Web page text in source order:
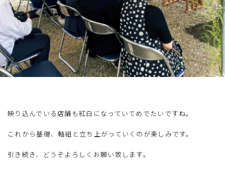
映り込んでいる店舗も紅白になっていてめでたいですね。
これから基礎、軸組と立ち上がっていくのが楽しみです。
引き続き、どうぞよろしくお願い致します。